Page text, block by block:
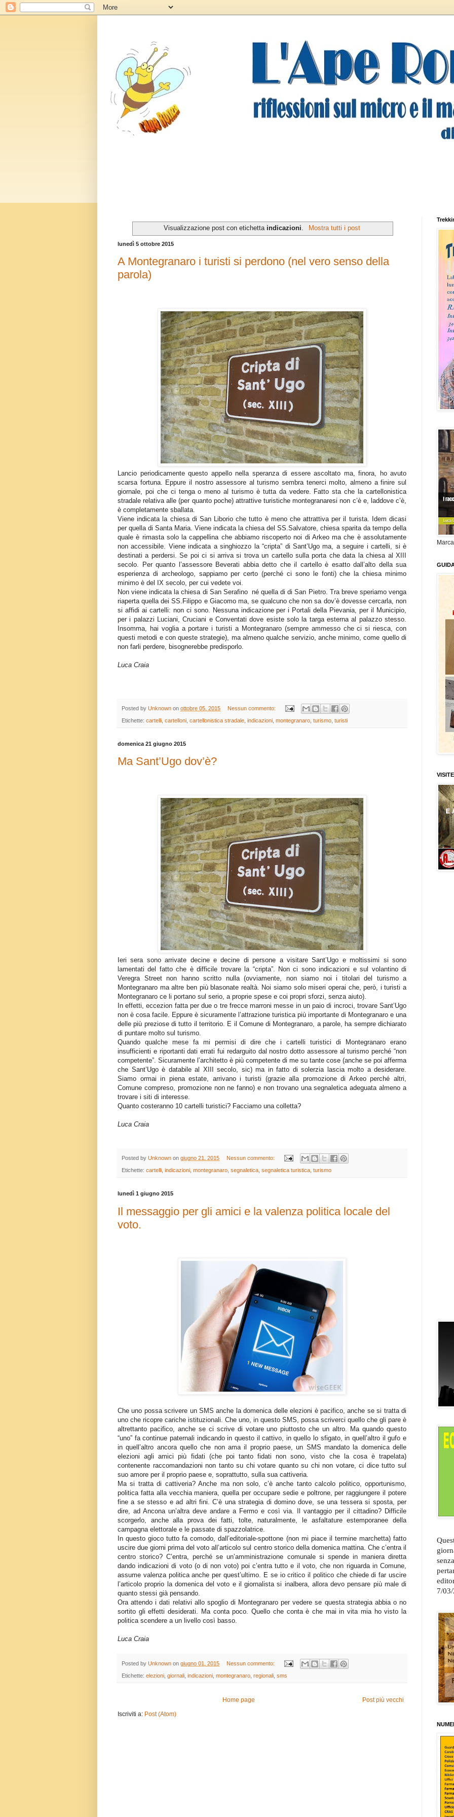
Visualizzazione post con etichetta indicazioni Mostra tutti i post
lunedì 5 ottobre 2015
A Montegranaro i turisti si perdono (nel vero senso della
parola)
Lancio periodicamente questo appello nella speranza di essere ascoltato ma, finora, ho avuto
scarsa fortuna. Eppure il nostro assessore al turismo sembra tenerci molto, almeno a finire sul
giornale, poi che ci tenga o meno al turismo è tutta da vedere. Fatto sta che la cartellonistica
stradale relativa alle (per quanto poche) attrattive turistiche montegranaresi non c’è e, laddove c’è,
è completamente sballata.
Viene indicata la chiesa di San Liborio che tutto è meno che attrattiva per il turista. Idem dicasi
per quella di Santa Maria. Viene indicata la chiesa del SS.Salvatore, chiesa sparita da tempo della
quale è rimasta solo la cappellina che abbiamo riscoperto noi di Arkeo ma che è assolutamente
non accessibile. Viene indicata a singhiozzo la “cripta” di Sant’Ugo ma, a seguire i cartelli, si è
destinati a perdersi. Se poi ci si arriva si trova un cartello sulla porta che data la chiesa al XIII
secolo. Per quanto l’assessore Beverati abbia detto che il cartello è esatto dall’alto della sua
esperienza di archeologo, sappiamo per certo (perché ci sono le fonti) che la chiesa minimo
minimo è del IX secolo, per cui vedete voi.
Non viene indicata la chiesa di San Serafino né quella di di San Pietro. Tra breve speriamo venga
riaperta quella dei SS.Filippo e Giacomo ma, se qualcuno che non sa dov’è dovesse cercarla, non
si affidi ai cartelli: non ci sono. Nessuna indicazione per i Portali della Pievania, per il Municipio,
per i palazzi Luciani, Cruciani e Conventati dove esiste solo la targa esterna al palazzo stesso.
Insomma, hai voglia a portare i turisti a Montegranaro (sempre ammesso che ci si riesca, con
questi metodi e con queste strategie), ma almeno qualche servizio, anche minimo, come quello di
non farli perdere, bisognerebbe predisporlo.
Luca Craia
Posted by Unknown on ottobre 05, 2015 Nessun commento:
Etichette: cartelli cartelloni cartellonistica stradale indicazioni montegranaro turismo turisti
domenica 21 giugno 2015
Ma Sant’Ugo dov’è?
Ieri sera sono arrivate decine e decine di persone a visitare Sant’Ugo e moltissimi si sono
lamentati del fatto che è difficile trovare la “cripta”. Non ci sono indicazioni e sul volantino di
Veregra Street non hanno scritto nulla (ovviamente, non siamo noi i titolari del turismo a
Montegranaro ma altre ben più blasonate realtà. Noi siamo solo miseri operai che, però, i turisti a
Montegranaro ce li portano sul serio, a proprie spese e coi propri sforzi, senza aiuto).
In effetti, eccezion fatta per due o tre frecce marroni messe in un paio di incroci, trovare Sant’Ugo
non è cosa facile. Eppure è sicuramente l’attrazione turistica più importante di Montegranaro e una
delle più preziose di tutto il territorio. E il Comune di Montegranaro, a parole, ha sempre dichiarato
di puntare molto sul turismo.
Quando qualche mese fa mi permisi di dire che i cartelli turistici di Montegranaro erano
insufficienti e riportanti dati errati fui redarguito dal nostro dotto assessore al turismo perché “non
competente”. Sicuramente l’architetto è più competente di me su tante cose (anche se poi afferma
che Sant’Ugo è databile al XIII secolo, sic) ma in fatto di solerzia lascia molto a desiderare.
Siamo ormai in piena estate, arrivano i turisti (grazie alla promozione di Arkeo perché altri,
Comune compreso, promozione non ne fanno) e non trovano una segnaletica adeguata almeno a
trovare i siti di interesse.
Quanto costeranno 10 cartelli turistici? Facciamo una colletta?
Luca Craia
Posted by Unknown on giugno 21, 2015 Nessun commento:
Etichette: cartelli indicazioni montegranaro segnaletica segnaletica turistica turismo
lunedì 1 giugno 2015
Il messaggio per gli amici e la valenza politica locale del
voto.
Che uno possa scrivere un SMS anche la domenica delle elezioni è pacifico, anche se si tratta di
uno che ricopre cariche istituzionali. Che uno, in questo SMS, possa scriverci quello che gli pare è
altrettanto pacifico, anche se ci scrive di votare uno piuttosto che un altro. Ma quando questo
“uno” fa continue paternali indicando in questo il cattivo, in quello lo sfigato, in quell’altro il gufo e
in quell’altro ancora quello che non ama il proprio paese, un SMS mandato la domenica delle
elezioni agli amici più fidati (che poi tanto fidati non sono, visto che la cosa è trapelata)
contenente raccomandazioni non tanto su chi votare quanto su chi non votare, ci dice tutto sul
suo amore per il proprio paese e, soprattutto, sulla sua cattiveria.
Ma si tratta di cattiveria? Anche ma non solo, c’è anche tanto calcolo politico, opportunismo,
politica fatta alla vecchia maniera, quella per occupare sedie e poltrone, per raggiungere il potere
fine a se stesso e ad altri fini. C’è una strategia di domino dove, se una tessera si sposta, per
dire, ad Ancona un’altra deve andare a Fermo e così via. Il vantaggio per il cittadino? Difficile
scorgerlo, anche alla prova dei fatti, tolte, naturalmente, le asfaltature estemporanee della
campagna elettorale e le passate di spazzolatrice.
In questo gioco tutto fa comodo, dall’editoriale-spottone (non mi piace il termine marchetta) fatto
uscire due giorni prima del voto all’articolo sul centro storico della domenica mattina. Che c’entra il
centro storico? C’entra, perché se un’amministrazione comunale si spende in maniera diretta
dando indicazioni di voto (o di non voto) poi c’entra tutto e il voto, che non riguarda in Comune,
assume valenza politica anche per quest’ultimo. E se io critico il politico che chiede di far uscire
l’articolo proprio la domenica del voto e il giornalista si inalbera, allora devo pensare più male di
quanto stessi già pensando.
Ora attendo i dati relativi allo spoglio di Montegranaro per vedere se questa strategia abbia o no
sortito gli effetti desiderati. Ma conta poco. Quello che conta è che mai in vita mia ho visto la
politica scendere a un livello così basso.
Luca Craia
Posted by Unknown on giugno 01, 2015 Nessun commento:
Etichette: elezioni giornali indicazioni montegranaro regionali sms
Post più vecchi
Home page
Iscriviti a: Post (Atom)
Marca
VISITE
7/